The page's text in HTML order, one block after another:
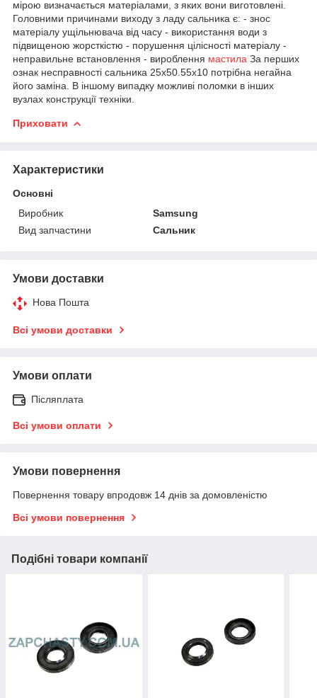
мірою визначається матеріалами, з яких вони виготовлені.
Головними причинами виходу з ладу сальника є: - знос
матеріалу ущільнювача від часу - використання води з
підвищеною жорсткістю - порушення цілісності матеріалу -
неправильне встановлення - вироблення мастила За перших
ознак несправності сальника 25х50.55х10 потрібна негайна
його заміна. В іншому випадку можливі поломки в інших
вузлах конструкції техніки.
Приховати
Характеристики
Основні
Виробник
Samsung
Вид запчастини
Сальник
Умови доставки
Нова Пошта
Всі умови доставки
Умови оплати
Післяплата
Всі умови оплати
Умови повернення
Повернення товару впродовж 14 днів за домовленістю
Всі умови повернення
Подібні товари компанії